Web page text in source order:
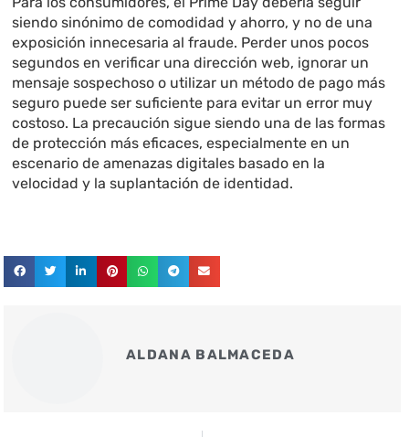
siendo sinónimo de comodidad y ahorro, y no de una
exposición innecesaria al fraude. Perder unos pocos
segundos en verificar una dirección web, ignorar un
mensaje sospechoso o utilizar un método de pago más
seguro puede ser suficiente para evitar un error muy
costoso. La precaución sigue siendo una de las formas
de protección más eficaces, especialmente en un
escenario de amenazas digitales basado en la
velocidad y la suplantación de identidad.
ALDANA BALMACEDA